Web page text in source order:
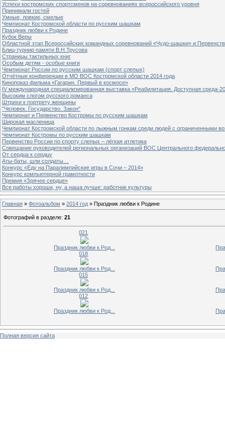
Успехи костромских спортсменов на соревнованиях всероссийского уровня
Принимали гостей
Умные, ловкие, смелые
Чемпионат Костромской области по русским шашкам
Праздник любви к Родине
Кубок Веры
Областной этап Всероссийских командных соревнований «Чудо-шашки» и
Блиц-турнир памяти В.Н.Трусова
Страницы тактильных книг
Особым детям - особые книги
Чемпионат России по русским шашкам (спорт слепых)
Отчётные конференции в МО ВОС Костромской области 2014 года
Кинопоказ фильма «Гагарин. Первый в космосе»
IV международная специализированная выставка «Реабилитация. Доступная среда-
Высоким слогом русского романса
Штрихи к портрету женщины
"Человек. Государство. Закон"
Чемпионат и Первенство Костромы по русским шашкам
Широкая масленица
Чемпионат Костромской области по лыжным гонкам среди людей с ограниченными
Чемпионат Костромы по русским шашкам
Первенство России по спорту слепых – лёгкая атлетика
Совещание руководителей региональных организаций ВОС Центрального
От сердца к сердцу
Аты-баты, шли солдаты…
Конкурс «Еду на Паралимпийские игры в Сочи – 2014»
Конкурс компьютерной грамотности
Премия «Зрячее сердце»
Все работы хороши, ну, а наша лучше: работник культуры
Главная » Фотоальбом » 2014 год » Праздник любви к Родине
Фотографий в разделе: 21
021
Праздник любви к Род...
018
Праздник любви к Род...
015
Праздник любви к Род...
012
Праздник любви к Род...
Полная версия сайта